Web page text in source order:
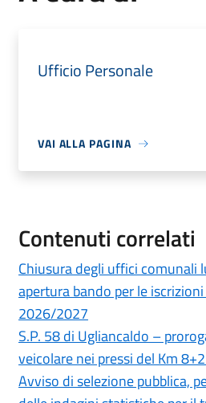
Ufficio Personale
VAI ALLA PAGINA
Contenuti correlati
Chiusura degli uffici comunali
apertura bando per le
2026/2027
S.P. 58 di Ugliancaldo –
veicolare nei pressi del Km
Avviso di selezione pubblica,